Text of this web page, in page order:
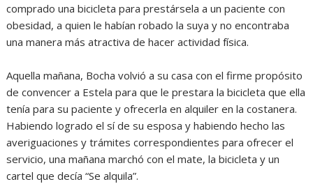
comprado una bicicleta para prestársela a un paciente con
obesidad, a quien le habían robado la suya y no encontraba
una manera más atractiva de hacer actividad física.
Aquella mañana, Bocha volvió a su casa con el firme propósito
de convencer a Estela para que le prestara la bicicleta que ella
tenía para su paciente y ofrecerla en alquiler en la costanera.
Habiendo logrado el sí de su esposa y habiendo hecho las
averiguaciones y trámites correspondientes para ofrecer el
servicio, una mañana marchó con el mate, la bicicleta y un
cartel que decía “Se alquila”.